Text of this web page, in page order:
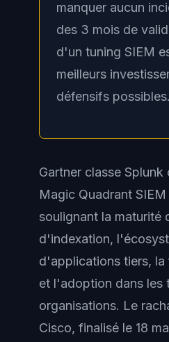
manquer aucun
des 3 mois de
d'un tuning SIEM
meilleurs
défensifs possibles.
Gartner classe Splunk
Magic Quadrant
soulignant la maturité
d'indexation,
d'applications tiers, la
et l'adoption dans les
organisations. Le
Cisco, finalisé le 18